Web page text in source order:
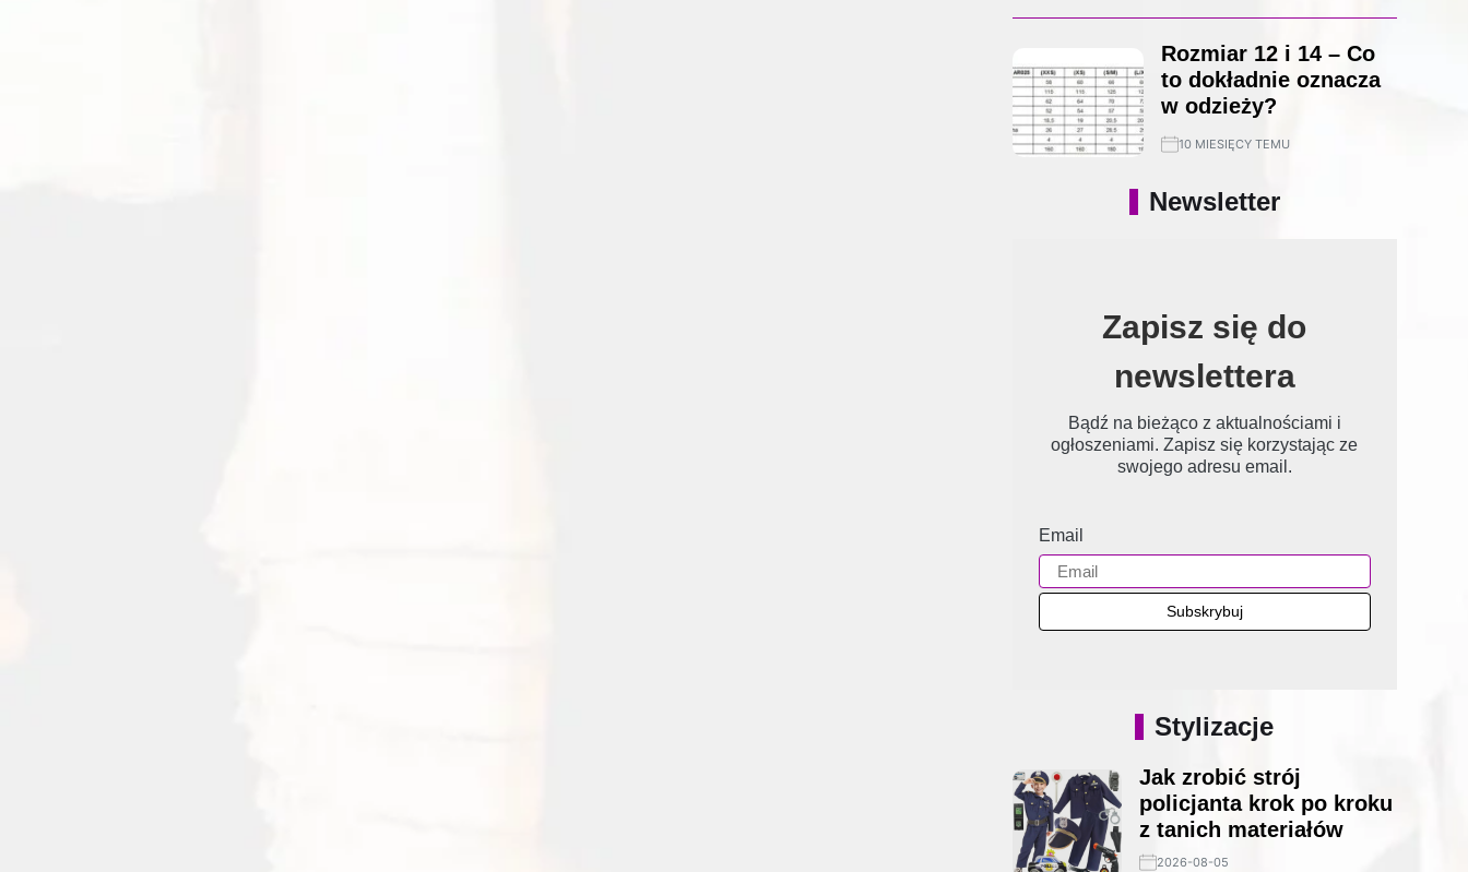
Rozmiar 12 i 14 – Co
to dokładnie oznacza
w odzieży?
10 MIESIĘCY TEMU
Newsletter
Zapisz się do
newslettera
Bądź na bieżąco z aktualnościami i
ogłoszeniami. Zapisz się korzystając ze
swojego adresu email.
Email
Stylizacje
Jak zrobić strój
policjanta krok po kroku
z tanich materiałów
2026-08-05